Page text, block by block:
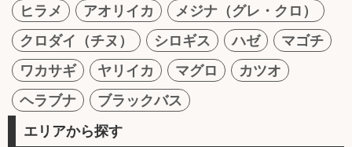
ヒラメ
アオリイカ
メジナ（グレ・クロ）
クロダイ（チヌ）
シロギス ハゼ
マゴチ
ワカサギ
ヤリイカ マグロ
カツオ
ヘラブナ
ブラックバス
エリアから探す